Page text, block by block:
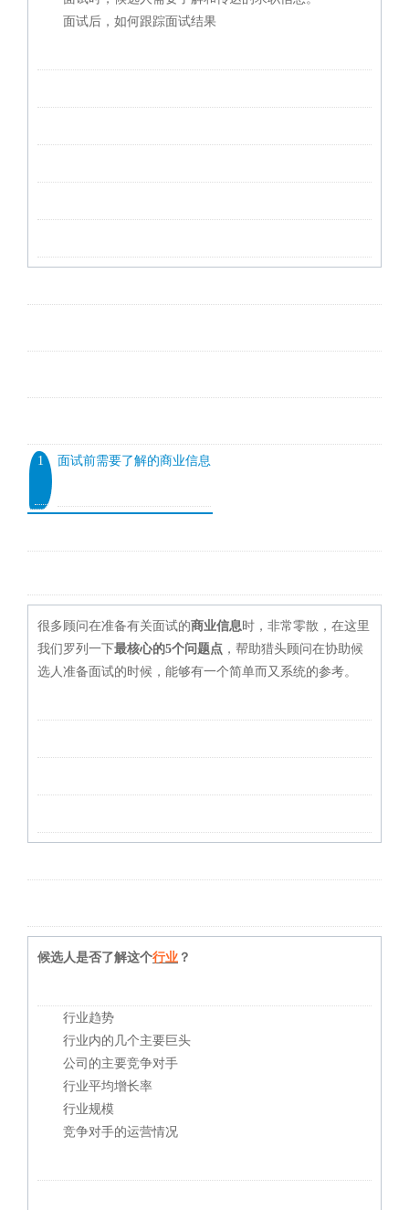
面试后，如何跟踪面试结果
1 面试前需要了解的商业信息
很多顾问在准备有关面试的商业信息时，非常零散，在这里
我们罗列一下最核心的5个问题点 ，帮助猎头顾问在协助候
选人准备面试的时候，能够有一个简单而又系统的参考。
候选人是否了解这个行业 ？
行业趋势
行业内的几个主要巨头
公司的主要竞争对手
行业平均增长率
行业规模
竞争对手的运营情况